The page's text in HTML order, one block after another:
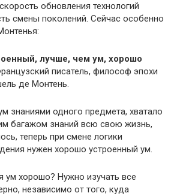
обновления технологий
смены поколений. Сейчас особенно
лучше, чем ум, хорошо
писатель, философ эпохи
де Монтень.
знаниями одного предмета, хватало
багажом знаний всю свою жизнь,
теперь при смене логики
нужен хорошо устроенный ум.
ум хорошо? Нужно изучать все
независимо от того, куда